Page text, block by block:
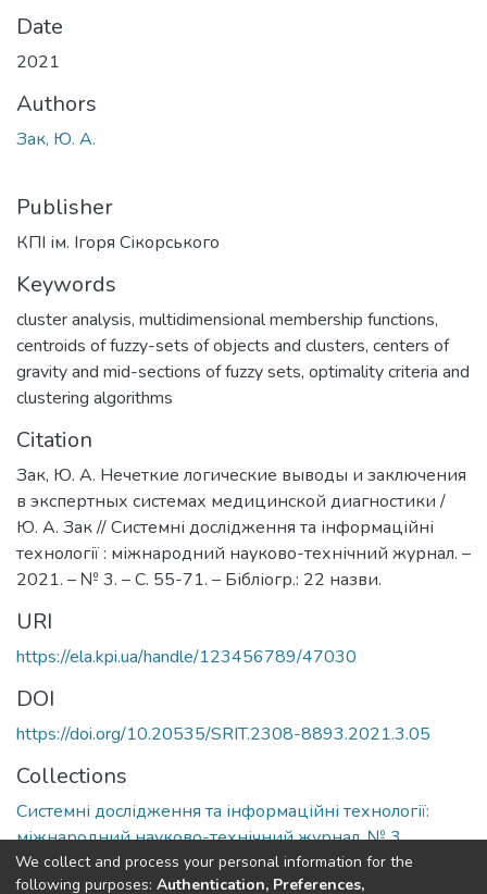
Date
2021
Authors
Зак, Ю. А.
Publisher
КПІ ім. Ігоря Сікорського
Keywords
cluster analysis, multidimensional membership functions,
centroids of fuzzy-sets of objects and clusters, centers of
gravity and mid-sections of fuzzy sets, optimality criteria and
clustering algorithms
Citation
Зак, Ю. А. Нечеткие логические выводы и заключения
в экспертных системах медицинской диагностики /
Ю. А. Зак // Системні дослідження та інформаційні
технології : міжнародний науково-технічний журнал. –
2021. – № 3. – С. 55-71. – Бібліогр.: 22 назви.
URI
https://ela.kpi.ua/handle/123456789/47030
DOI
https://doi.org/10.20535/SRIT.2308-8893.2021.3.05
Collections
Системні дослідження та інформаційні технології:
міжнародний науково-технічний журнал, № 3
Full item page
We collect and process your personal information for the
following purposes: Authentication, Preferences,